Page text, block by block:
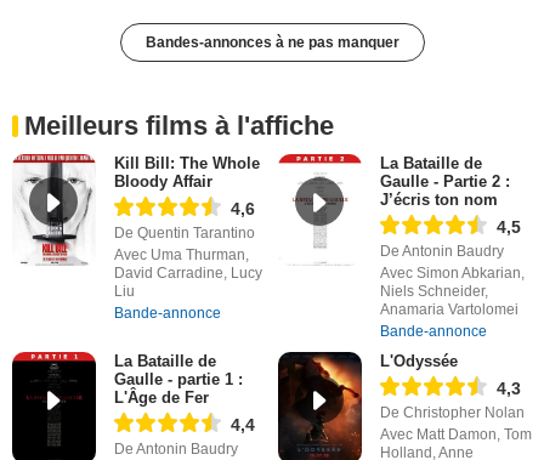
Bandes-annonces à ne pas manquer
Meilleurs films à l'affiche
Kill Bill: The Whole
Bloody Affair
4,6
De Quentin Tarantino
Avec Uma Thurman,
David Carradine, Lucy
Liu
Bande-annonce
La Bataille de
Gaulle - Partie 2 :
J’écris ton nom
4,5
De Antonin Baudry
Avec Simon Abkarian,
Niels Schneider,
Anamaria Vartolomei
Bande-annonce
La Bataille de
Gaulle - partie 1 :
L'Âge de Fer
4,4
De Antonin Baudry
L'Odyssée
4,3
De Christopher Nolan
Avec Matt Damon, Tom
Holland, Anne